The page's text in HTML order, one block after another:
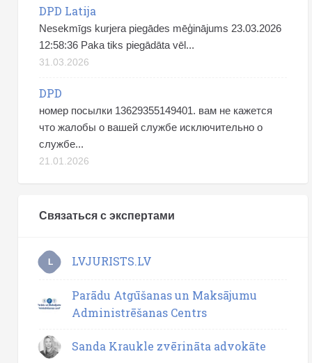
DPD Latija
Nesekmīgs kurjera piegādes mēģinājums 23.03.2026
12:58:36 Paka tiks piegādāta vēl...
31.03.2026
DPD
номер посылки 13629355149401. вам не кажется
что жалобы о вашей службе исключительно о
службе...
21.01.2026
Связаться с экспертами
L LVJURISTS.LV
Parādu Atgūšanas un Maksājumu
Administrēšanas Centrs
Sanda Kraukle zvērināta advokāte